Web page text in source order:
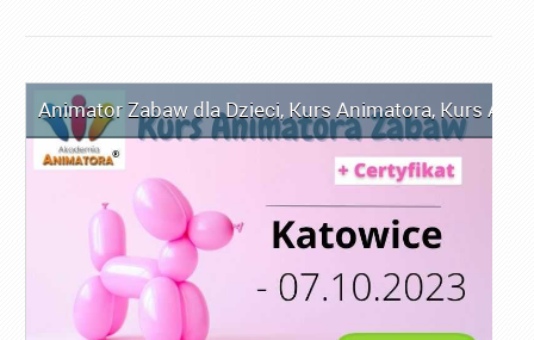
Animator Zabaw dla Dzieci, Kurs Animatora, Kurs